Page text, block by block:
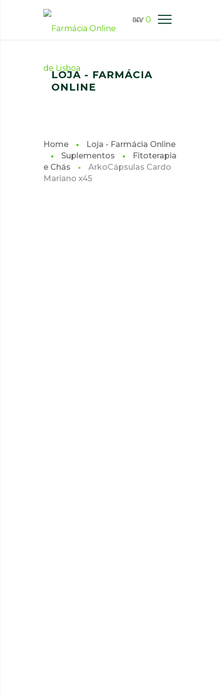
0
FARMÁCIA ONLINE LISBOA
LOJA - FARMÁCIA
ONLINE
Home
Loja - Farmácia Online
Suplementos
Fitoterapia
e Chás
ArkoCápsulas Cardo
Mariano x45